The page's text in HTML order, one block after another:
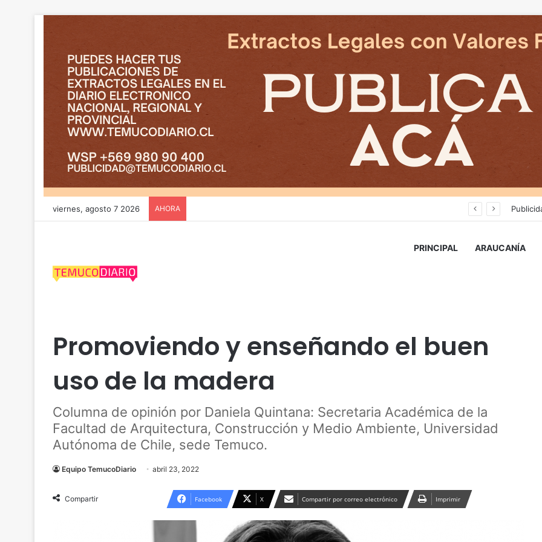
viernes, agosto 7 2026 AHORA
PRINCIPAL ARAUCANÍA
Promoviendo y enseñando el buen
uso de la madera
Columna de opinión por Daniela Quintana: Secretaria Académica de la
Facultad de Arquitectura, Construcción y Medio Ambiente, Universidad
Autónoma de Chile, sede Temuco.
Equipo TemucoDiario abril 23, 2022
Compartir Facebook X Compartir por correo electrónico Imprimir